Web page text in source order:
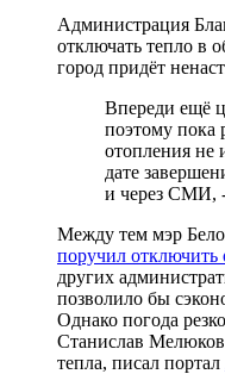
Администрация
отключать тепло в
город придёт
Впереди ещё
поэтому пока
отопления не
дате
и через СМИ,
Между тем мэр
поручил отключить
других
позволило бы
Однако погода
Станислав
тепла, писал портал